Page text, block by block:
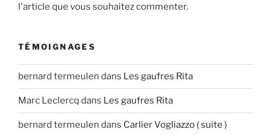
l'article que vous souhaitez commenter.
TÉMOIGNAGES
bernard termeulen dans Les gaufres Rita
Marc Leclercq dans Les gaufres Rita
bernard termeulen dans Carlier Vogliazzo ( suite )